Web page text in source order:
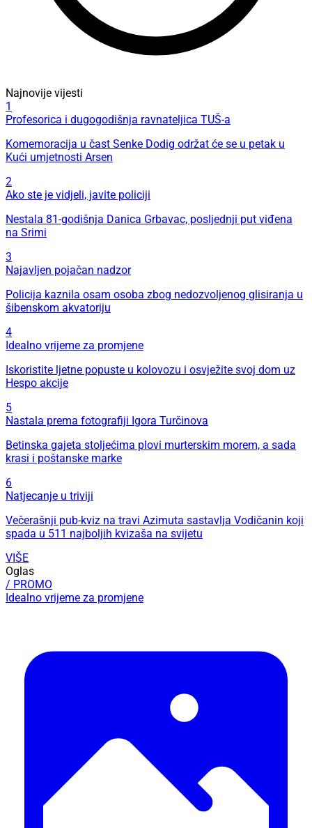
Najnovije vijesti
1
Profesorica i dugogodišnja ravnateljica TUŠ-a
Komemoracija u čast Senke Dodig održat će se u petak u
Kući umjetnosti Arsen
2
Ako ste je vidjeli, javite policiji
Nestala 81-godišnja Danica Grbavac, posljednji put viđena
na Srimi
3
Najavljen pojačan nadzor
Policija kaznila osam osoba zbog nedozvoljenog glisiranja u
šibenskom akvatoriju
4
Idealno vrijeme za promjene
Iskoristite ljetne popuste u kolovozu i osvježite svoj dom uz
Hespo akcije
5
Nastala prema fotografiji Igora Turčinova
Betinska gajeta stoljećima plovi murterskim morem, a sada
krasi i poštanske marke
6
Natjecanje u triviji
Večerašnji pub-kviz na travi Azimuta sastavlja Vodičanin koji
spada u 511 najboljih kvizaša na svijetu
VIŠE
Oglas
/ PROMO
Idealno vrijeme za promjene